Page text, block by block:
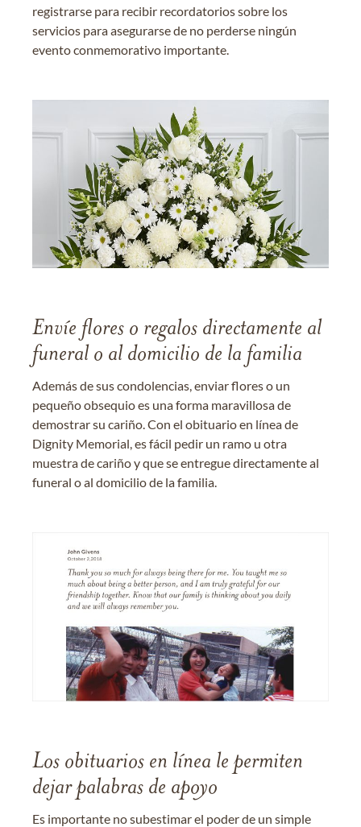
registrarse para recibir recordatorios sobre los
servicios para asegurarse de no perderse ningún
evento conmemorativo importante.
Envíe flores o regalos directamente al
funeral o al domicilio de la familia
Además de sus condolencias, enviar flores o un
pequeño obsequio es una forma maravillosa de
demostrar su cariño. Con el obituario en línea de
Dignity Memorial, es fácil pedir un ramo u otra
muestra de cariño y que se entregue directamente al
funeral o al domicilio de la familia.
Los obituarios en línea le permiten
dejar palabras de apoyo
Es importante no subestimar el poder de un simple